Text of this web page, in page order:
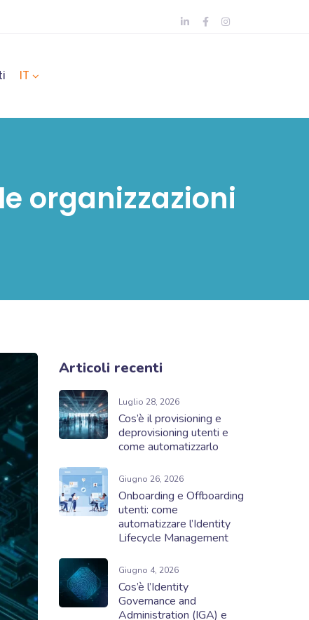
IT
organizzazioni
Articoli recenti
Luglio 28, 2026
Cos’è il provisioning e
deprovisioning utenti e
come automatizzarlo
Giugno 26, 2026
Onboarding e Offboarding
utenti: come
automatizzare l’Identity
Lifecycle Management
Giugno 4, 2026
Cos’è l’Identity
Governance and
Administration (IGA) e